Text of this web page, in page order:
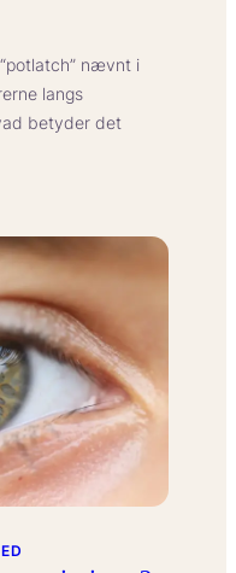
nævnt i
langs
betyder det